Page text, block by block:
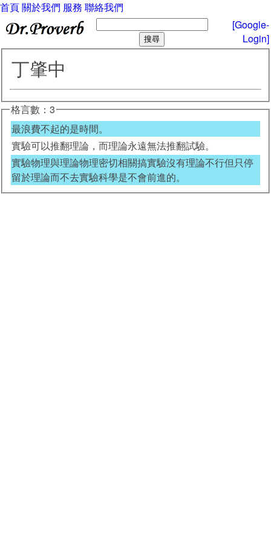
首頁關於我們 服務 聯絡我們
[Google-
Login]
丁肇中
格言數：3
最浪費不起的是時間。
實驗可以推翻理論，而理論永遠無法推翻試驗。
實驗物理與理論物理密切相關搞實驗沒有理論不行但只停
留於理論而不去實驗科學是不會前進的。